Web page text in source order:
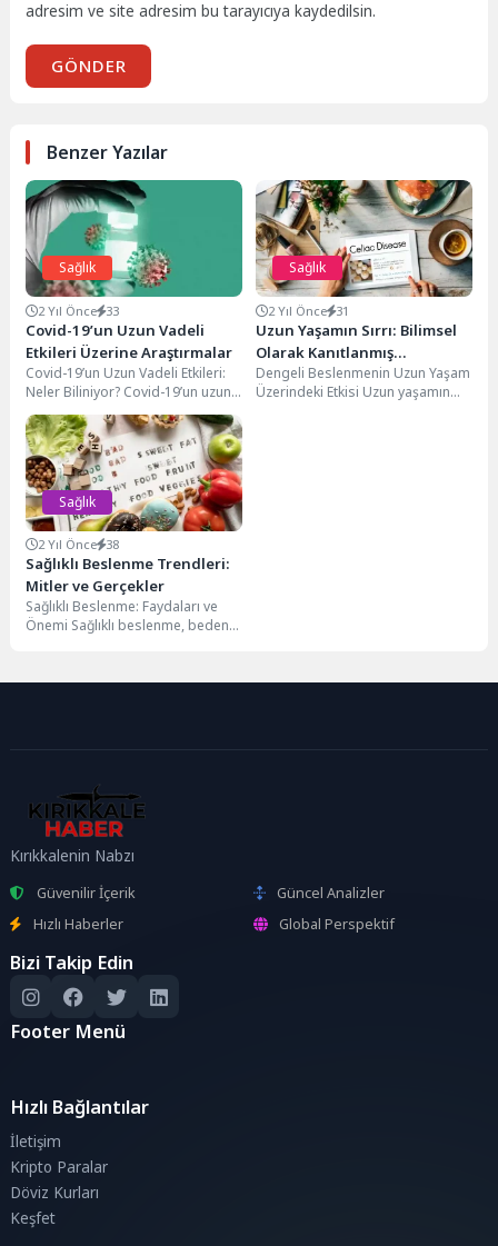
adresim ve site adresim bu tarayıcıya kaydedilsin.
GÖNDER
Benzer Yazılar
Sağlık
2 Yıl Önce 33
Covid-19’un Uzun Vadeli
Etkileri Üzerine Araştırmalar
Covid-19’un Uzun Vadeli Etkileri:
Neler Biliniyor? Covid-19’un uzun
vadeli etkileri üzerine yapılan
araştırmalar, virüsün insan...
Sağlık
2 Yıl Önce 31
Uzun Yaşamın Sırrı: Bilimsel
Olarak Kanıtlanmış
Alışkanlıklar
Dengeli Beslenmenin Uzun Yaşam
Üzerindeki Etkisi Uzun yaşamın
Sağlık
2 Yıl Önce 38
Sağlıklı Beslenme Trendleri:
Mitler ve Gerçekler
Sağlıklı Beslenme: Faydaları ve
Önemi Sağlıklı beslenme, bedenin
Kırıkkalenin Nabzı
Güvenilir İçerik
Güncel Analizler
Hızlı Haberler
Global Perspektif
Bizi Takip Edin
Footer Menü
Hızlı Bağlantılar
İletişim
Kripto Paralar
Döviz Kurları
Keşfet